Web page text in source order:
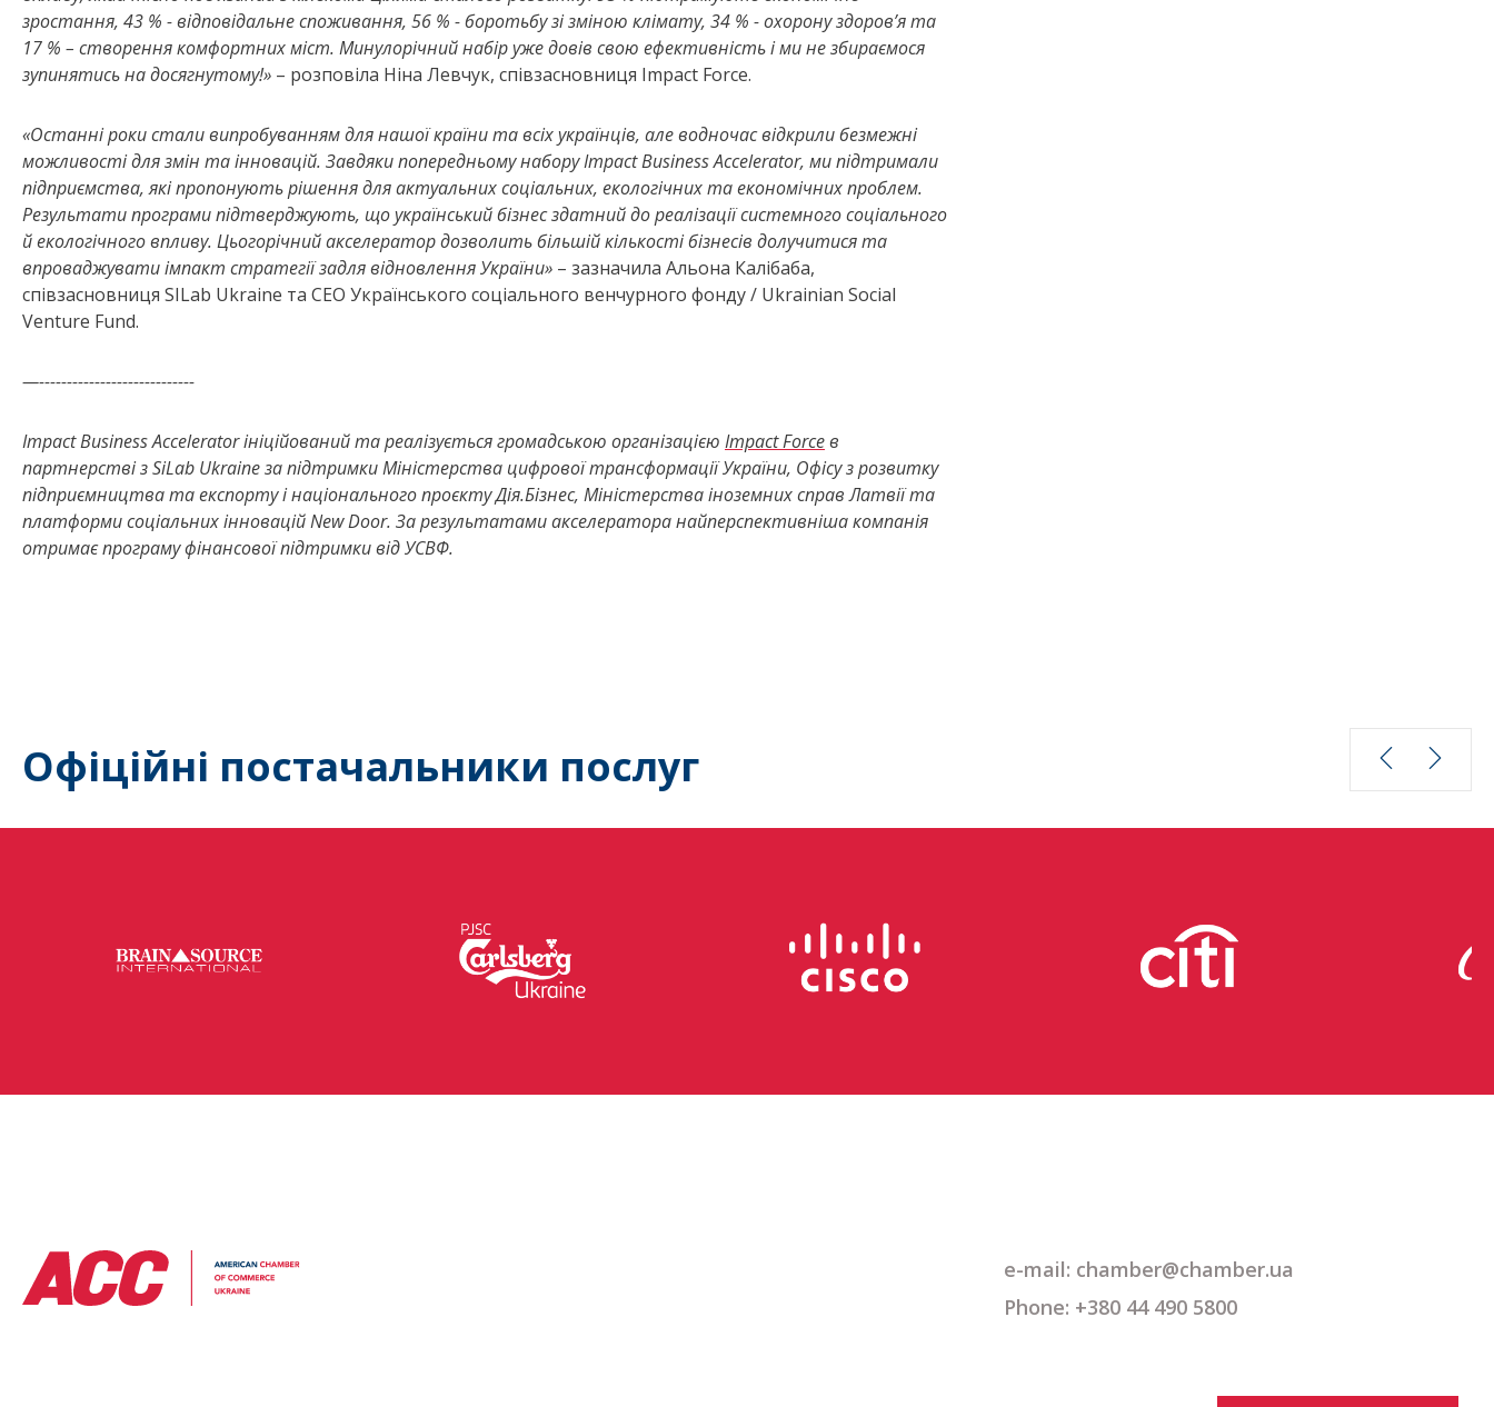
зростання, 43 % - відповідальне споживання, 56 % - боротьбу зі зміною клімату, 34 % - охорону здоров’я та
17 % – створення комфортних міст. Минулорічний набір уже довів свою ефективність і ми не збираємося
зупинятись на досягнутому!» – розповіла Ніна Левчук, співзасновниця Impact Force.
«Останні роки стали випробуванням для нашої країни та всіх українців, але водночас відкрили безмежні
можливості для змін та інновацій. Завдяки попередньому набору Impact BusinessAccelerator, ми підтримали
підприємства, які пропонують рішення для актуальних соціальних, екологічних та економічних проблем.
Результати програми підтверджують, що український бізнес здатний до реалізації системного соціального
й екологічного впливу. Цьогорічний акселератор дозволить більшій кількості бізнесів долучитися та
впроваджувати імпакт стратегії задля відновлення України» – зазначила Альона Калібаба,
співзасновниця SILab Ukraine та СЕО Українського соціального венчурного фонду / Ukrainian Social
Venture Fund.
—----------------------------
Impact Business Accelerator ініційований та реалізується громадською організацією Impact Forceв
партнерстві з SiLab Ukraine за підтримки Міністерства цифрової трансформації України, Офісу з розвитку
підприємництва та експорту і національного проєкту Дія.Бізнес, Міністерства іноземних справ Латвії та
платформи соціальних інновацій New Door. За результатами акселератора найперспективніша компанія
отримає програму фінансової підтримки від УСВФ.
Офіційні постачальники послуг
e-mail: chamber@chamber.ua
Phone: +380 44 490 5800